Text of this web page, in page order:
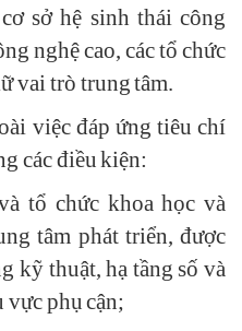
sở hệ sinh thái công
nghệ cao, các tổ chức
vai trò trung tâm.
việc đáp ứng tiêu chí
các điều kiện:
tổ chức khoa học và
tâm phát triển, được
kỹ thuật, hạ tầng số và
vực phụ cận;